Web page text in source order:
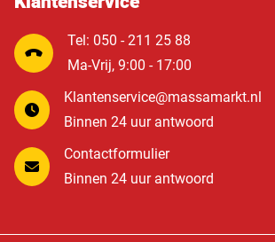
Tel: 050 - 211 25 88
Ma-Vrij, 9:00 - 17:00
Klantenservice@massamarkt.nl
Binnen 24 uur antwoord
Contactformulier
Binnen 24 uur antwoord